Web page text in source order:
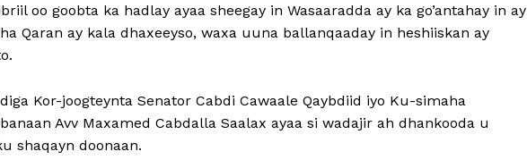
oo goobta ka hadlay ayaa sheegay in Wasaaradda ay ka go’antahay in ay
Qaran ay kala dhaxeeyso, waxa uuna ballanqaaday in heshiiskan ay
Kor-joogteynta Senator Cabdi Cawaale Qaybdiid iyo Ku-simaha
Avv Maxamed Cabdalla Saalax ayaa si wadajir ah dhankooda u
shaqayn doonaan.